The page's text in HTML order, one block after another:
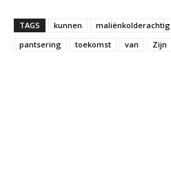
TAGS kunnen maliënkolderachtig
pantsering
toekomst van Zijn